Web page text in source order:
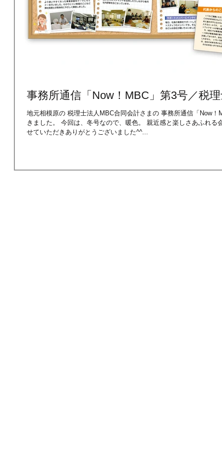
事務所通信「Now！MBC」第3号／税
地元相模原の 税理士法人MBC合同会計さまの 事務所通信「Now！MBC」（A4・4P）第3号を 制作させていただ
きました。 今回は、冬号なので、暖色。 親近感と楽しさあふれる会報誌に。 第1号、第2号にひきつづき 担当さ
せていただきありがとうございました^^...